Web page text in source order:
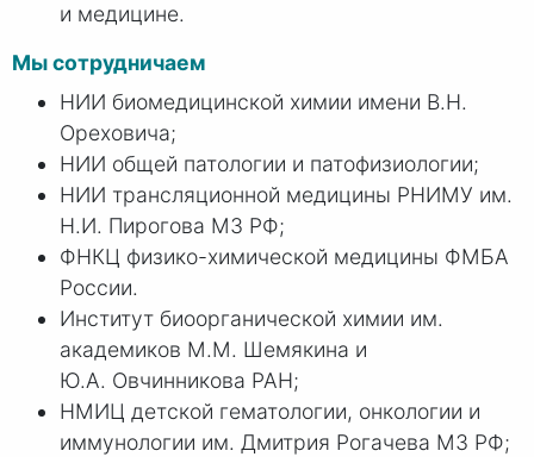
и медицине.
Мы сотрудничаем
НИИ биомедицинской химии имени В.Н.
Ореховича;
НИИ общей патологии и патофизиологии;
НИИ трансляционной медицины РНИМУ им.
Н.И. Пирогова МЗ РФ;
ФНКЦ физико-химической медицины ФМБА
России.
Институт биоорганической химии им.
академиков М.М. Шемякина и
Ю.А. Овчинникова РАН;
НМИЦ детской гематологии, онкологии и
иммунологии им. Дмитрия Рогачева МЗ РФ;